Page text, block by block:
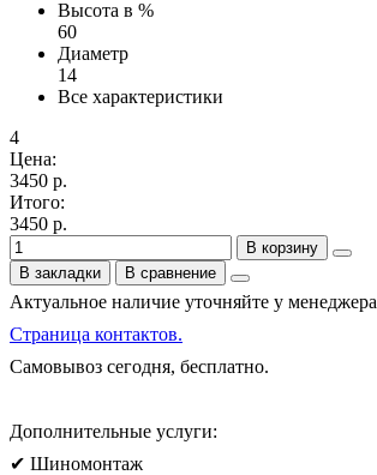
Высота в %
60
Диаметр
14
Все характеристики
4
Цена:
3450 р.
Итого:
3450 р.
В корзину
В закладки
В сравнение
Актуальное наличие уточняйте у менеджера
Страница контактов.
Самовывоз сегодня, бесплатно.
Дополнительные услуги:
✔ Шиномонтаж